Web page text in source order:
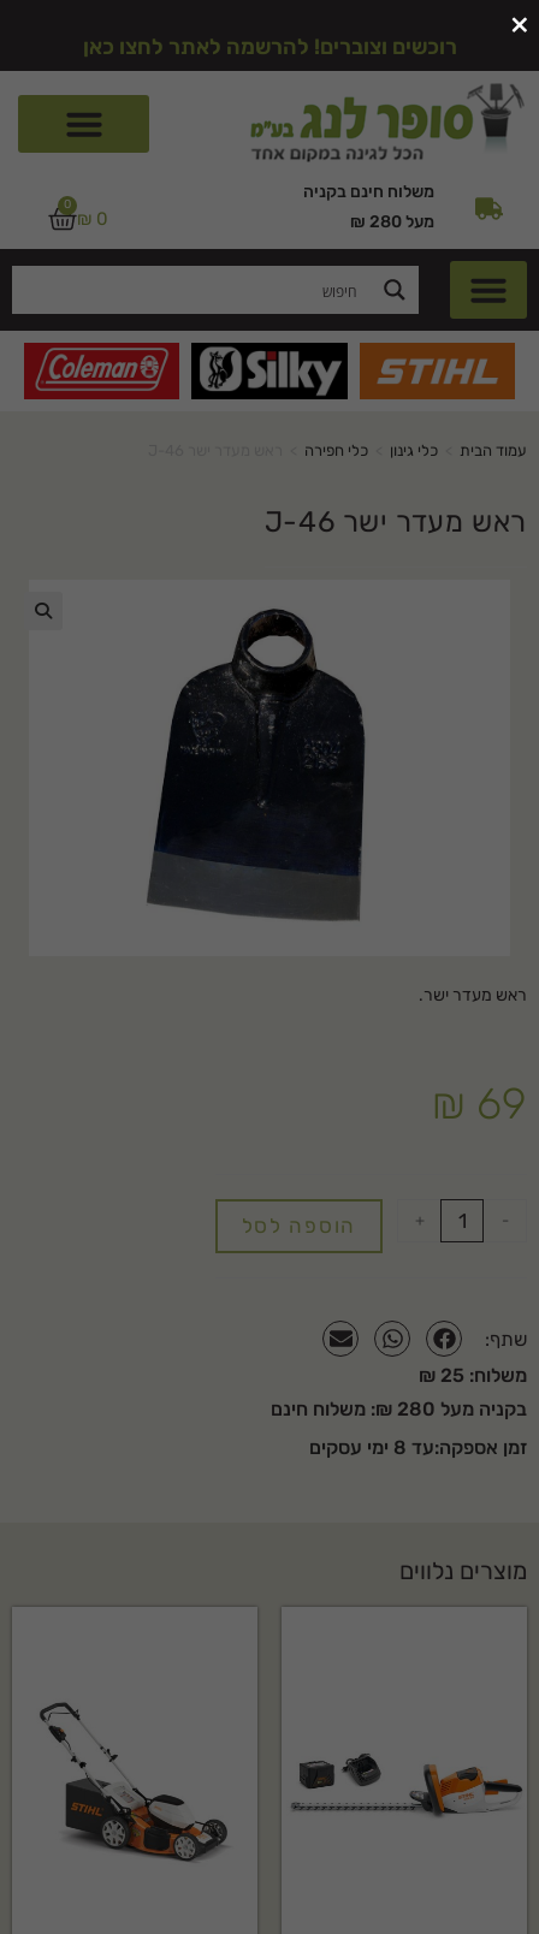
רוכשים וצוברים! להרשמה לאתר לחצו כאן
משלוח חינם בקניה
מעל 280 ₪
₪ 0
0
עמוד הבית כלי גינון כלי חפירה
ראש מעדר ישר J-46
ראש מעדר ישר.
₪ 69
-
+ הוספה לסל
שתף:
משלוח: 25 ₪
בקניה מעל 280 ₪: משלוח חינם
זמן אספקה:עד 8 ימי עסקים
מוצרים נלווים
×